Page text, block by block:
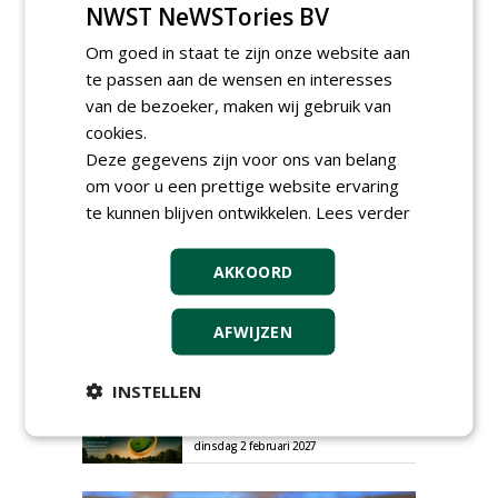
Plaats een gratis advertentie
AGENDA
HAS start nieuwe opleiding
Hoofdgreenkeeper
donderdag 24 september 2026
Save the Date: Green Gala op
woensdag 2 december
dinsdag 2 februari 2027
NWST NeWSTories BV
Om goed in staat te zijn onze website aan
te passen aan de wensen en interesses
van de bezoeker, maken wij gebruik van
cookies.
Deze gegevens zijn voor ons van belang
om voor u een prettige website ervaring
te kunnen blijven ontwikkelen. Lees verder
AKKOORD
AFWIJZEN
INSTELLEN